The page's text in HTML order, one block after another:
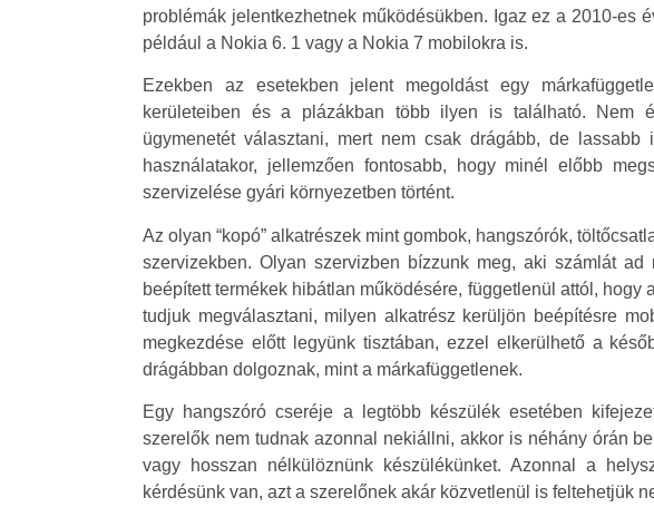
problémák jelentkezhetnek működésükben. Igaz ez a 2010-es
például a Nokia 6. 1 vagy a Nokia 7 mobilokra is.
Ezekben az esetekben jelent megoldást egy
kerületeiben és a plázákban több ilyen is található. Nem
ügymenetét választani, mert nem csak drágább, de
használatakor, jellemzően fontosabb, hogy minél előbb
szervizelése gyári környezetben történt.
Az olyan “kopó” alkatrészek mint gombok, hangszórók,
szervizekben. Olyan szervizben bízzunk meg, aki számlát
beépített termékek hibátlan működésére, függetlenül attól,
tudjuk megválasztani, milyen alkatrész kerüljön beépítésre
megkezdése előtt legyünk tisztában, ezzel elkerülhető a
drágábban dolgoznak, mint a márkafüggetlenek.
Egy hangszóró cseréje a legtöbb készülék esetében
szerelők nem tudnak azonnal nekiállni, akkor is néhány órán
vagy hosszan nélkülöznünk készülékünket. Azonnal a
kérdésünk van, azt a szerelőnek akár közvetlenül is feltehetjük